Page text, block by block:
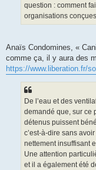
question : comment
organisations
Anaïs Condomines, «
comme ça, il y aura des
https://www.liberation.fr/
De l’eau et des
demandé que, sur ce
détenus puissent
c’est-à-dire sans
nettement insuffisant
Une attention
et il a également été